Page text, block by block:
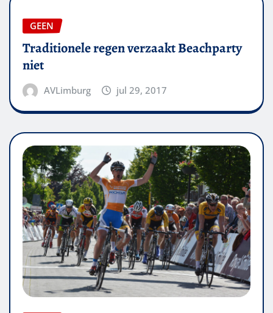
GEEN
Traditionele regen verzaakt Beachparty
niet
AVLimburg jul 29, 2017